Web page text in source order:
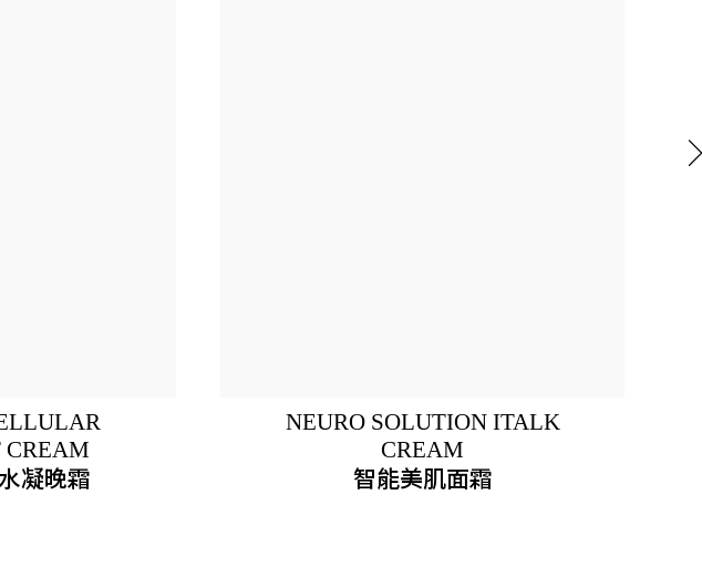
CREAM
凝晚霜
NEURO SOLUTION ITALK
CREAM
智能美肌面霜